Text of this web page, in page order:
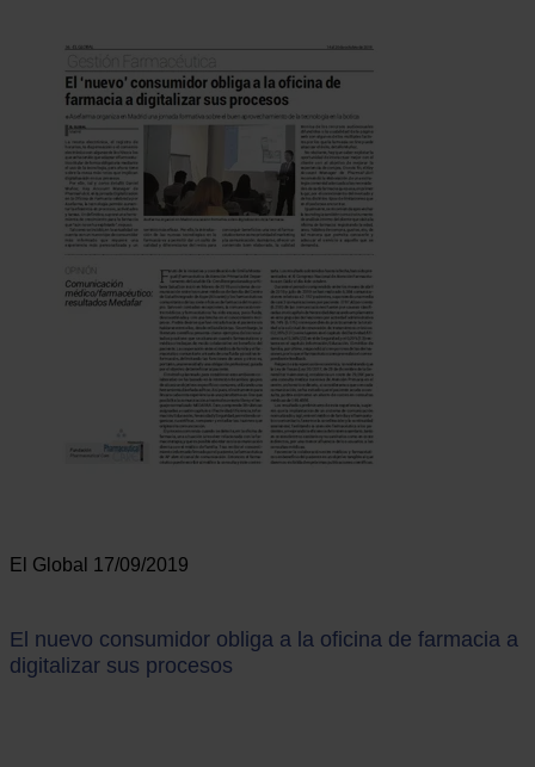
El Global 17/09/2019
El nuevo consumidor obliga a la oficina de farmacia a
digitalizar sus procesos